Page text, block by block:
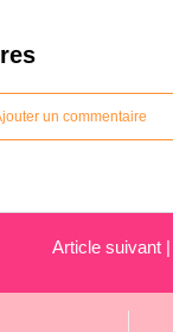
un commentaire
Article suivant |